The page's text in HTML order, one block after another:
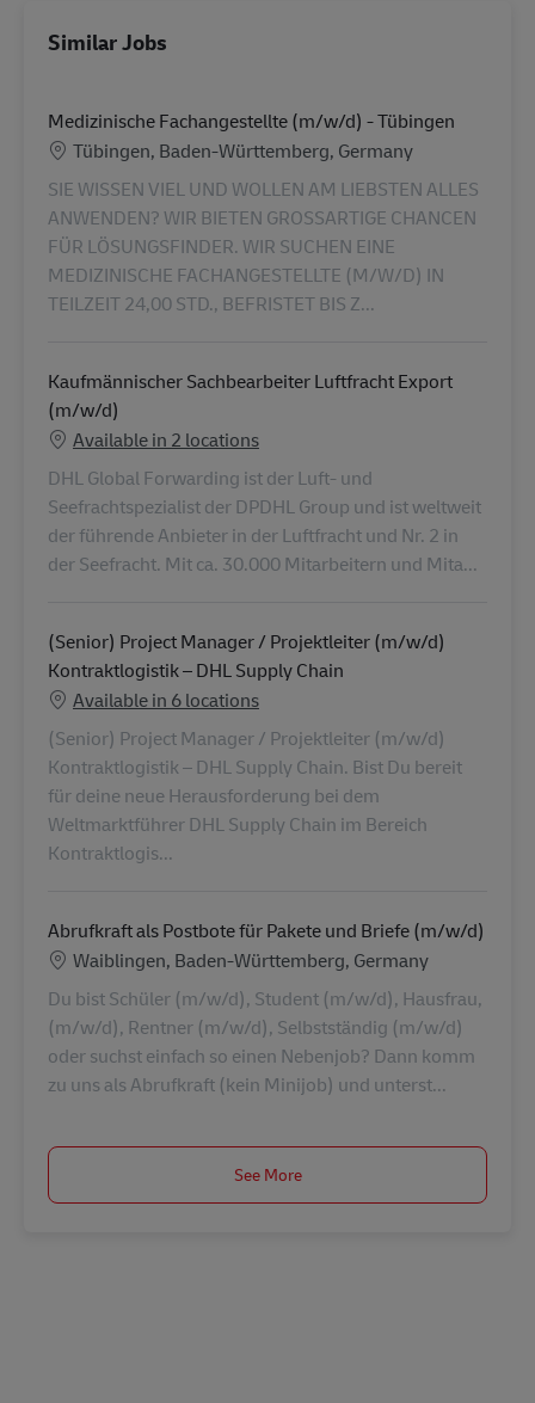
Similar Jobs
Medizinische Fachangestellte (m/w/d) - Tübingen
Location
Tübingen, Baden-Württemberg, Germany
SIE WISSEN VIEL UND WOLLEN AM LIEBSTEN ALLES
ANWENDEN? WIR BIETEN GROSSARTIGE CHANCEN
FÜR LÖSUNGSFINDER. WIR SUCHEN EINE
MEDIZINISCHE FACHANGESTELLTE (M/W/D) IN
TEILZEIT 24,00 STD., BEFRISTET BIS Z...
Kaufmännischer Sachbearbeiter Luftfracht Export
(m/w/d)
Available in 2 locations
DHL Global Forwarding ist der Luft- und
Seefrachtspezialist der DPDHL Group und ist weltweit
der führende Anbieter in der Luftfracht und Nr. 2 in
der Seefracht. Mit ca. 30.000 Mitarbeitern und Mita...
(Senior) Project Manager / Projektleiter (m/w/d)
Kontraktlogistik – DHL Supply Chain
Available in 6 locations
(Senior) Project Manager / Projektleiter (m/w/d)
Kontraktlogistik – DHL Supply Chain. Bist Du bereit
für deine neue Herausforderung bei dem
Weltmarktführer DHL Supply Chain im Bereich
Kontraktlogis...
Abrufkraft als Postbote für Pakete und Briefe (m/w/d)
Location
Waiblingen, Baden-Württemberg, Germany
Du bist Schüler (m/w/d), Student (m/w/d), Hausfrau,
(m/w/d), Rentner (m/w/d), Selbstständig (m/w/d)
oder suchst einfach so einen Nebenjob? Dann komm
zu uns als Abrufkraft (kein Minijob) und unterst...
See More